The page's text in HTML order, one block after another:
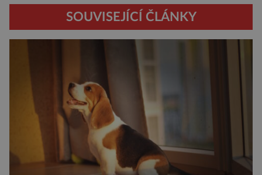
SOUVISEJÍCÍ ČLÁNKY